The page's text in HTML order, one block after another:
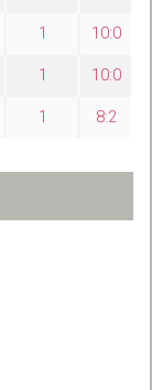
1
10:0
1
10:0
1 8:2